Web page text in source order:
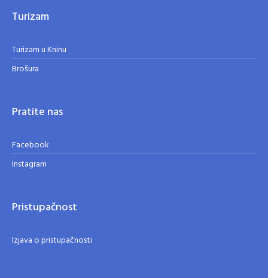
Turizam
Turizam u Kninu
Brošura
Pratite nas
Facebook
Instagram
Pristupačnost
Izjava o pristupačnosti